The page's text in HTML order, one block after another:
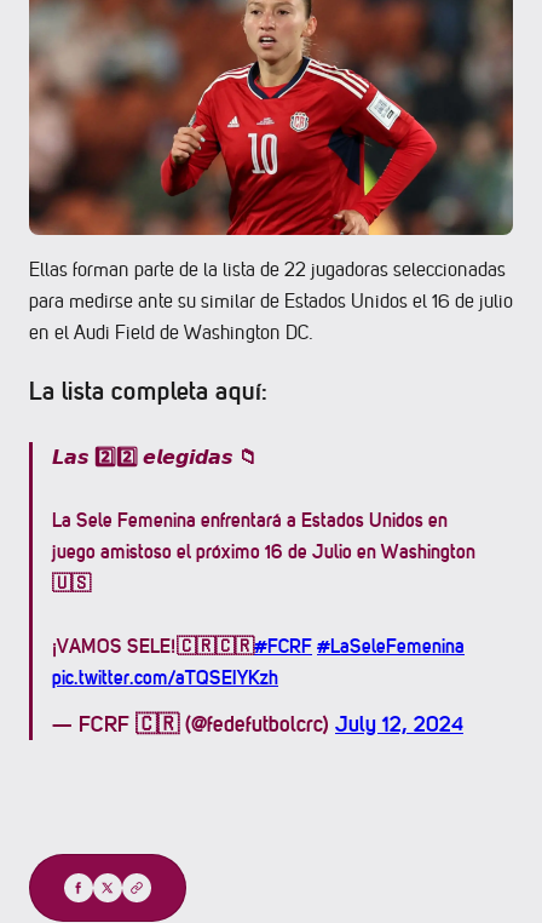
Ellas forman parte de la lista de 22 jugadoras seleccionadas
para medirse ante su similar de Estados Unidos el 16 de julio
en el Audi Field de Washington DC.
La lista completa aquí:
𝙇𝙖𝙨 2️⃣2️⃣ 𝙚𝙡𝙚𝙜𝙞𝙙𝙖𝙨 📁
La Sele Femenina enfrentará a Estados Unidos en
juego amistoso el próximo 16 de Julio en Washington
🇺🇸
¡VAMOS SELE!🇨🇷🇨🇷#FCRF #LaSeleFemenina
pic.twitter.com/aTQSEIYKzh
— FCRF 🇨🇷 (@fedefutbolcrc) July 12, 2024
Compartir